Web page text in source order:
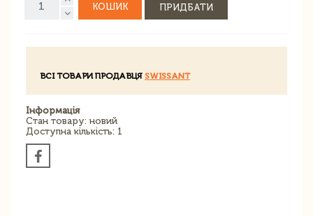
КОШИК ПРИДБАТИ
ВСІ ТОВАРИ ПРОДАВЦЯ SWISSANT
Інформація
Стан товару: новий
Доступна кількість: 1